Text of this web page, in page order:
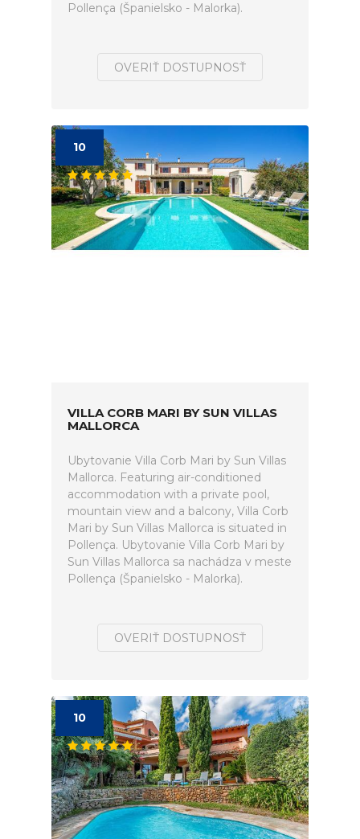
Pollença (Španielsko - Malorka).
OVERIŤ DOSTUPNOSŤ
10
VILLA CORB MARI BY SUN VILLAS
MALLORCA
Ubytovanie Villa Corb Mari by Sun Villas
Mallorca. Featuring air-conditioned
accommodation with a private pool,
mountain view and a balcony, Villa Corb
Mari by Sun Villas Mallorca is situated in
Pollença. Ubytovanie Villa Corb Mari by
Sun Villas Mallorca sa nachádza v meste
Pollença (Španielsko - Malorka).
OVERIŤ DOSTUPNOSŤ
10